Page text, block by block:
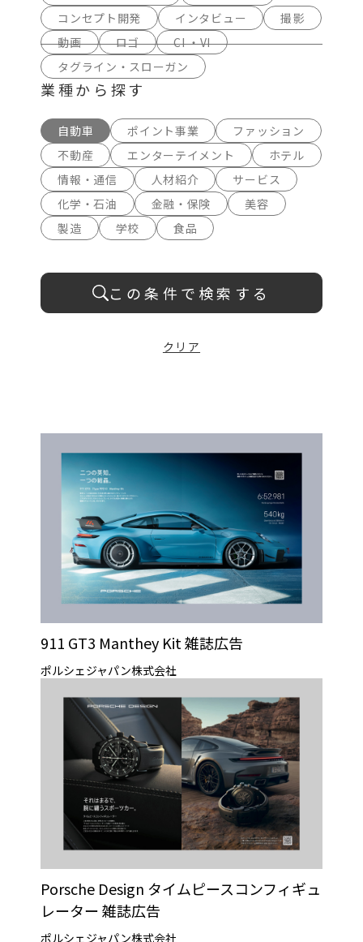
コンセプト開発
インタビュー
撮影
動画
ロゴ
CI ・VI
タグライン・スローガン
業種から探す
自動車 ポイント事業
ファッション
不動産
エンターテイメント
ホテル
情報・通信
人材紹介
サービス
化学・石油
金融・保険
美容
製造
学校 食品
この条件で検索する
クリア
911 GT3 Manthey Kit 雑誌広告
ポルシェジャパン株式会社
Porsche Design タイムピースコンフィギュ
レーター 雑誌広告
ポルシェジャパン株式会社